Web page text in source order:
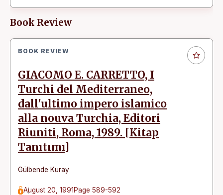
Book Review
BOOK REVIEW
GIACOMO E. CARRETTO, I
Turchi del Mediterraneo,
dall'ultimo impero islamico
alla nouva Turchia, Editori
Riuniti, Roma, 1989. [Kitap
Tanıtımı]
Gülbende Kuray
August 20, 1991 Page 589-592